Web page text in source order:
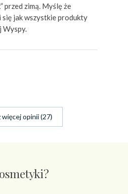
przed zimą. Myślę że
się jak wszystkie produkty
Wyspy.
więcej opinii (27)